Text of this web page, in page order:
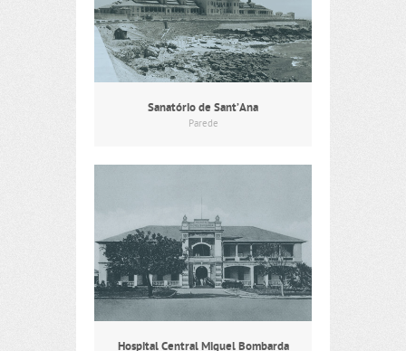
Sanatório de Sant’Ana
Parede
Hospital Central Miguel Bombarda